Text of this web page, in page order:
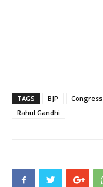
TAGS BJP Congress
Rahul Gandhi